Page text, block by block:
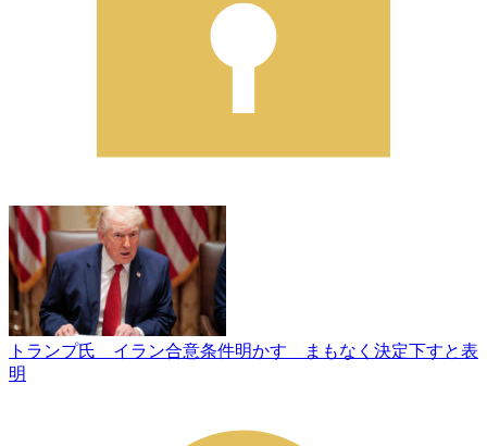
トランプ氏 イラン合意条件明かす まもなく決定下すと表
明